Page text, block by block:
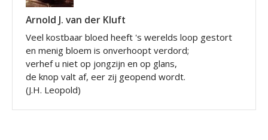
Arnold J. van der Kluft
Veel kostbaar bloed heeft 's werelds loop gestort
en menig bloem is onverhoopt verdord;
verhef u niet op jongzijn en op glans,
de knop valt af, eer zij geopend wordt.
(J.H. Leopold)